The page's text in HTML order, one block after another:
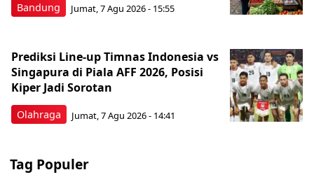
Bandung Jumat, 7 Agu 2026 - 15:55
Olahraga
Prediksi Line-up Timnas Indonesia vs
Singapura di Piala AFF 2026, Posisi
Kiper Jadi Sorotan
Jumat, 7 Agu 2026 - 14:41
Tag Populer